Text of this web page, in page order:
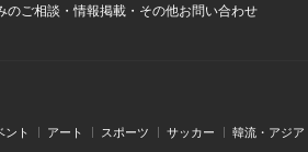
のご相談・情報掲載・その他お問い合わせ
ント アート スポーツ サッカー 韓流・アジア